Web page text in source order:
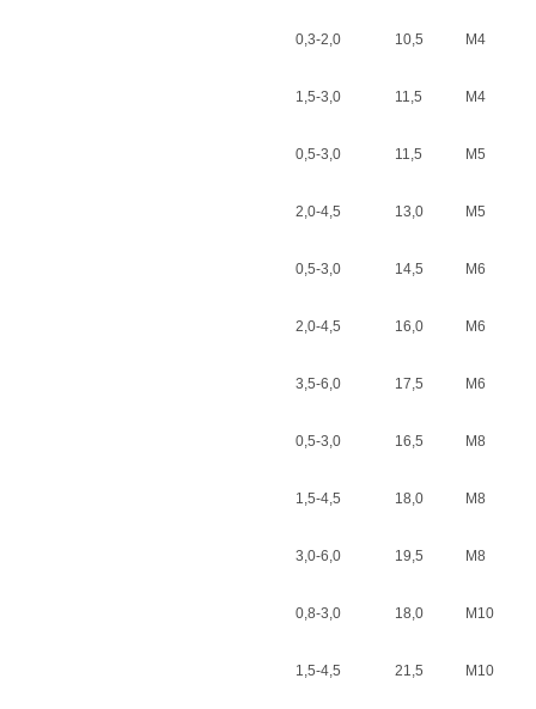
0,3-2,0 10,5 M4
1,5-3,0 11,5 M4
0,5-3,0 11,5 M5
2,0-4,5 13,0 M5
0,5-3,0 14,5 M6
2,0-4,5 16,0 M6
3,5-6,0 17,5 M6
0,5-3,0 16,5 M8
1,5-4,5 18,0 M8
3,0-6,0 19,5 M8
0,8-3,0 18,0 M10
1,5-4,5 21,5 M10